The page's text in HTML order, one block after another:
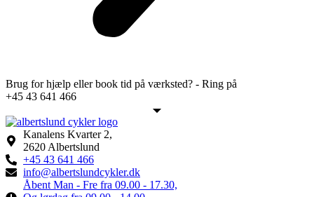
Brug for hjælp eller book tid på værksted? - Ring på
+45 43 641 466
Kanalens Kvarter 2,
2620 Albertslund
+45 43 641 466
info@albertslundcykler.dk
Åbent Man - Fre fra 09.00 - 17.30,